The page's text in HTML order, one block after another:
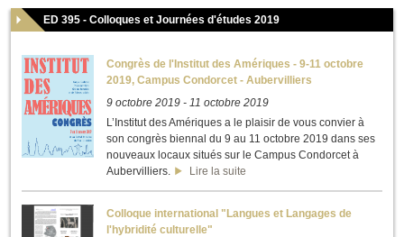
ED 395 - Colloques et Journées d'études 2019
Congrès de l'Institut des Amériques - 9-11 octobre
2019, Campus Condorcet - Aubervilliers
9 octobre 2019 - 11 octobre 2019
L’Institut des Amériques a le plaisir de vous convier à
son congrès biennal du 9 au 11 octobre 2019 dans ses
nouveaux locaux situés sur le Campus Condorcet à
Aubervilliers.
Lire la suite
Colloque international "Langues et Langages de
l'hybridité culturelle"